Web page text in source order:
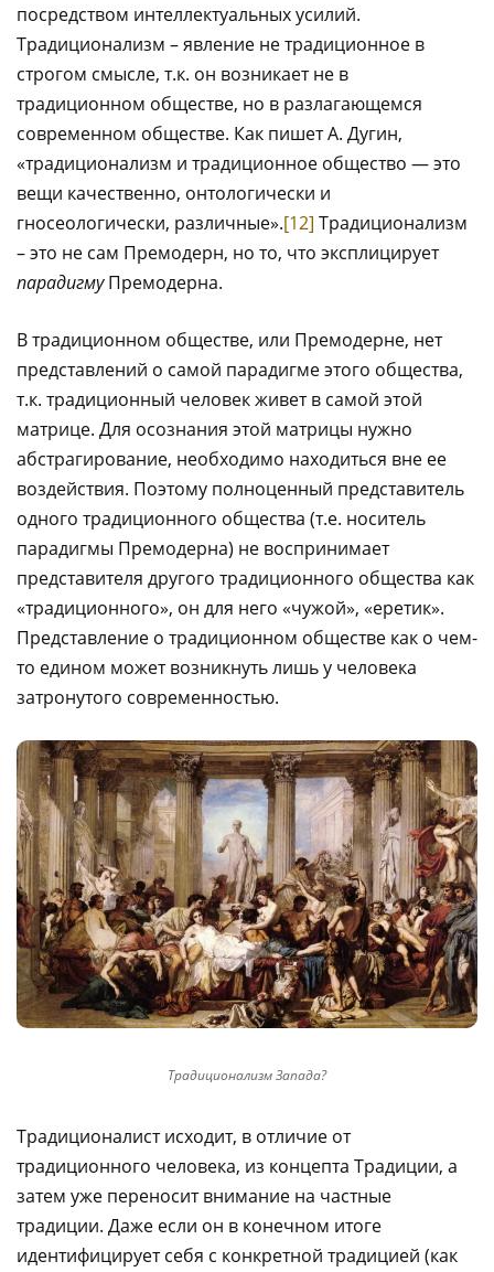
посредством интеллектуальных усилий.
Традиционализм – явление не традиционное в
строгом смысле, т.к. он возникает не в
традиционном обществе, но в разлагающемся
современном обществе. Как пишет А. Дугин,
«традиционализм и традиционное общество — это
вещи качественно, онтологически и
гносеологически, различные».[12] Традиционализм
– это не сам Премодерн, но то, что эксплицирует
парадигмуПремодерна.
В традиционном обществе, или Премодерне, нет
представлений о самой парадигме этого общества,
т.к. традиционный человек живет в самой этой
матрице. Для осознания этой матрицы нужно
абстрагирование, необходимо находиться вне ее
воздействия. Поэтому полноценный представитель
одного традиционного общества (т.е. носитель
парадигмы Премодерна) не воспринимает
представителя другого традиционного общества как
«традиционного», он для него «чужой», «еретик».
Представление о традиционном обществе как о чем-
то едином может возникнуть лишь у человека
затронутого современностью.
Традиционализм Запада?
Традиционалист исходит, в отличие от
традиционного человека, из концепта Традиции, а
затем уже переносит внимание на частные
традиции. Даже если он в конечном итоге
идентифицирует себя с конкретной традицией (как